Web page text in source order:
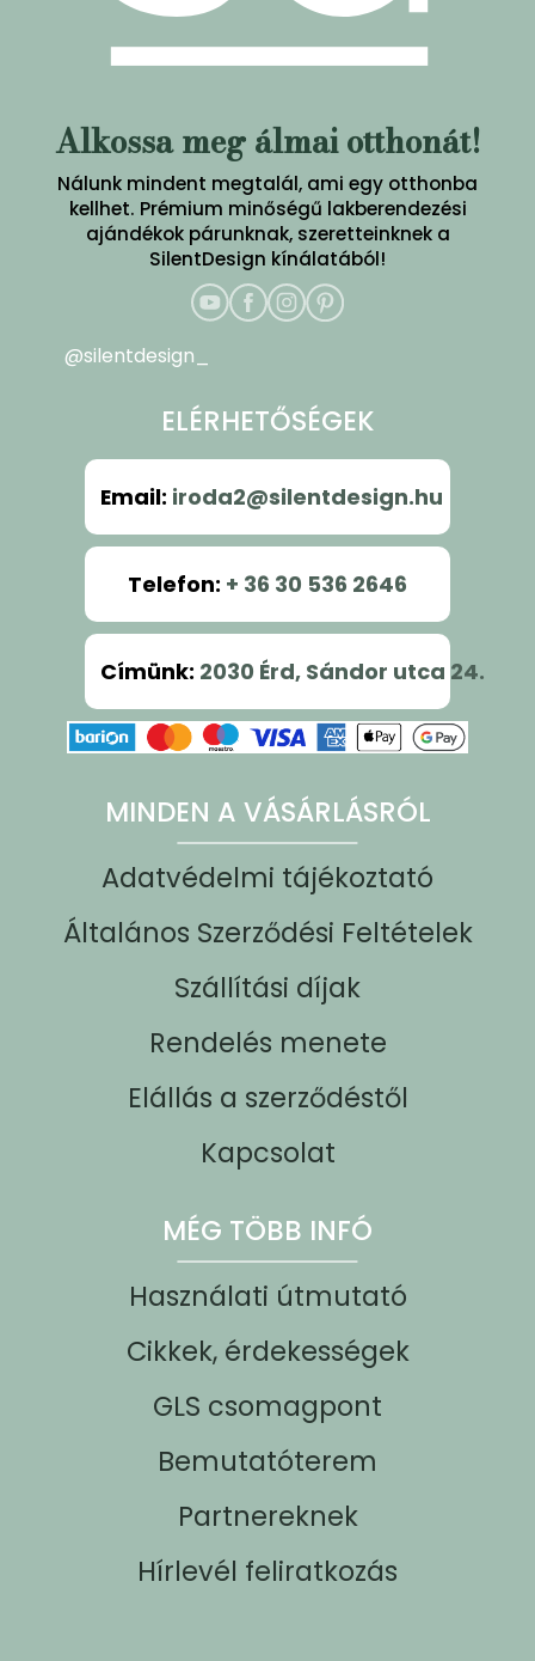
Alkossa meg álmai otthonát!
Nálunk mindent megtalál, ami egy otthonba
kellhet. Prémium minőségű lakberendezési
ajándékok párunknak, szeretteinknek a
SilentDesign kínálatából!
MINDEN A VÁSÁRLÁSRÓL
Adatvédelmi tájékoztató
Általános Szerződési Feltételek
Szállítási díjak
Rendelés menete
Elállás a szerződéstől
Kapcsolat
MÉG TÖBB INFÓ
Használati útmutató
Cikkek, érdekességek
GLS csomagpont
Bemutatóterem
Partnereknek
Hírlevél feliratkozás
@silentdesign_
ELÉRHETŐSÉGEK
Email: iroda2@silentdesign.hu
Telefon: + 36 30 536 2646
Címünk: 2030 Érd, Sándor utca 24.